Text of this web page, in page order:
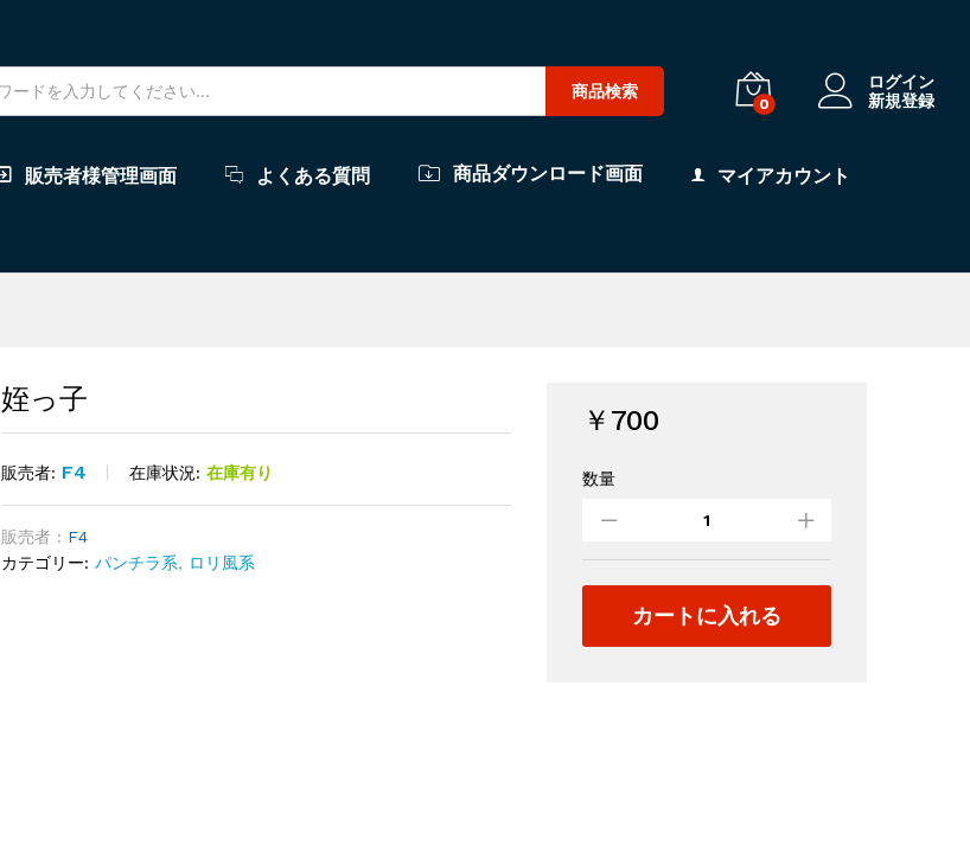
商品検索
0
ログイン
新規登録
販売者様管理画面 よくある質問 商品ダウンロード画面 マイアカウント
姪っ子
販売者: F4 在庫状況: 在庫有り
販売者 : F4
カテゴリー: パンチラ系, ロリ風系
￥ 700
姪
quantity
数量
カートに入れる